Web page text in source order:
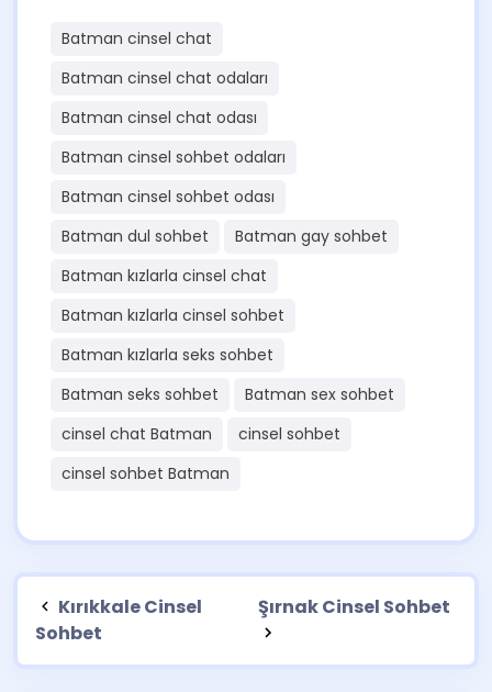
Batman cinsel chat
Batman cinsel chat odaları
Batman cinsel chat odası
Batman cinsel sohbet odaları
Batman cinsel sohbet odası
Batman dul sohbet
Batman gay sohbet
Batman kızlarla cinsel chat
Batman kızlarla cinsel sohbet
Batman kızlarla seks sohbet
Batman seks sohbet
Batman sex sohbet
cinsel chat Batman
cinsel sohbet
cinsel sohbet Batman
Kırıkkale Cinsel
Sohbet
Şırnak Cinsel Sohbet